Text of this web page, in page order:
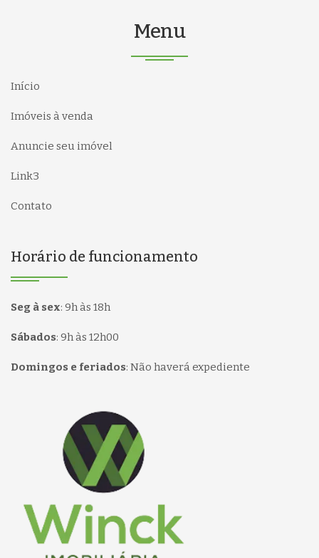
Menu
Início
Imóveis à venda
Anuncie seu imóvel
Link3
Contato
Horário de funcionamento
Seg à sex: 9h às 18h
Sábados: 9h às 12h00
Domingos e feriados: Não haverá expediente
Página inicial